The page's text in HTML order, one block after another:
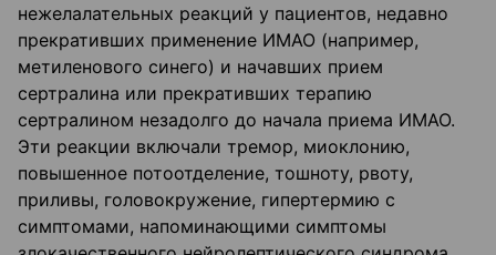
нежелалательных реакций у пациентов, недавно
прекративших применение ИМАО (например,
метиленового синего) и начавших прием
сертралина или прекративших терапию
сертралином незадолго до начала приема ИМАО.
Эти реакции включали тремор, миоклонию,
повышенное потоотделение, тошноту, рвоту,
приливы, головокружение, гипертермию с
симптомами, напоминающими симптомы